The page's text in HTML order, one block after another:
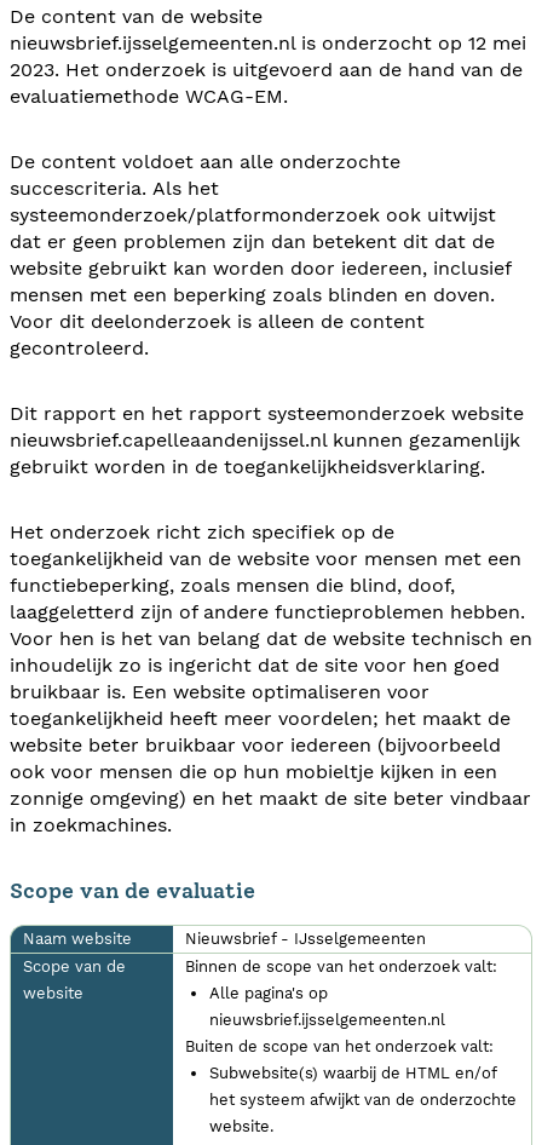
De content van de website
nieuwsbrief.ijsselgemeenten.nl is onderzocht op 12 mei
2023. Het onderzoek is uitgevoerd aan de hand van de
evaluatiemethode WCAG-EM.
De content voldoet aan alle onderzochte
succescriteria. Als het
systeemonderzoek/platformonderzoek ook uitwijst
dat er geen problemen zijn dan betekent dit dat de
website gebruikt kan worden door iedereen, inclusief
mensen met een beperking zoals blinden en doven.
Voor dit deelonderzoek is alleen de content
gecontroleerd.
Dit rapport en het rapport systeemonderzoek website
nieuwsbrief.capelleaandenijssel.nl kunnen gezamenlijk
gebruikt worden in de toegankelijkheidsverklaring.
Het onderzoek richt zich specifiek op de
toegankelijkheid van de website voor mensen met een
functiebeperking, zoals mensen die blind, doof,
laaggeletterd zijn of andere functieproblemen hebben.
Voor hen is het van belang dat de website technisch en
inhoudelijk zo is ingericht dat de site voor hen goed
bruikbaar is. Een website optimaliseren voor
toegankelijkheid heeft meer voordelen; het maakt de
website beter bruikbaar voor iedereen (bijvoorbeeld
ook voor mensen die op hun mobieltje kijken in een
zonnige omgeving) en het maakt de site beter vindbaar
in zoekmachines.
Scope van de evaluatie
Naam website
Nieuwsbrief - IJsselgemeenten
Scope van de
website
Binnen de scope van het onderzoek valt:
Alle pagina's op
nieuwsbrief.ijsselgemeenten.nl
Buiten de scope van het onderzoek valt:
Subwebsite(s) waarbij de HTML en/of
het systeem afwijkt van de onderzochte
website.